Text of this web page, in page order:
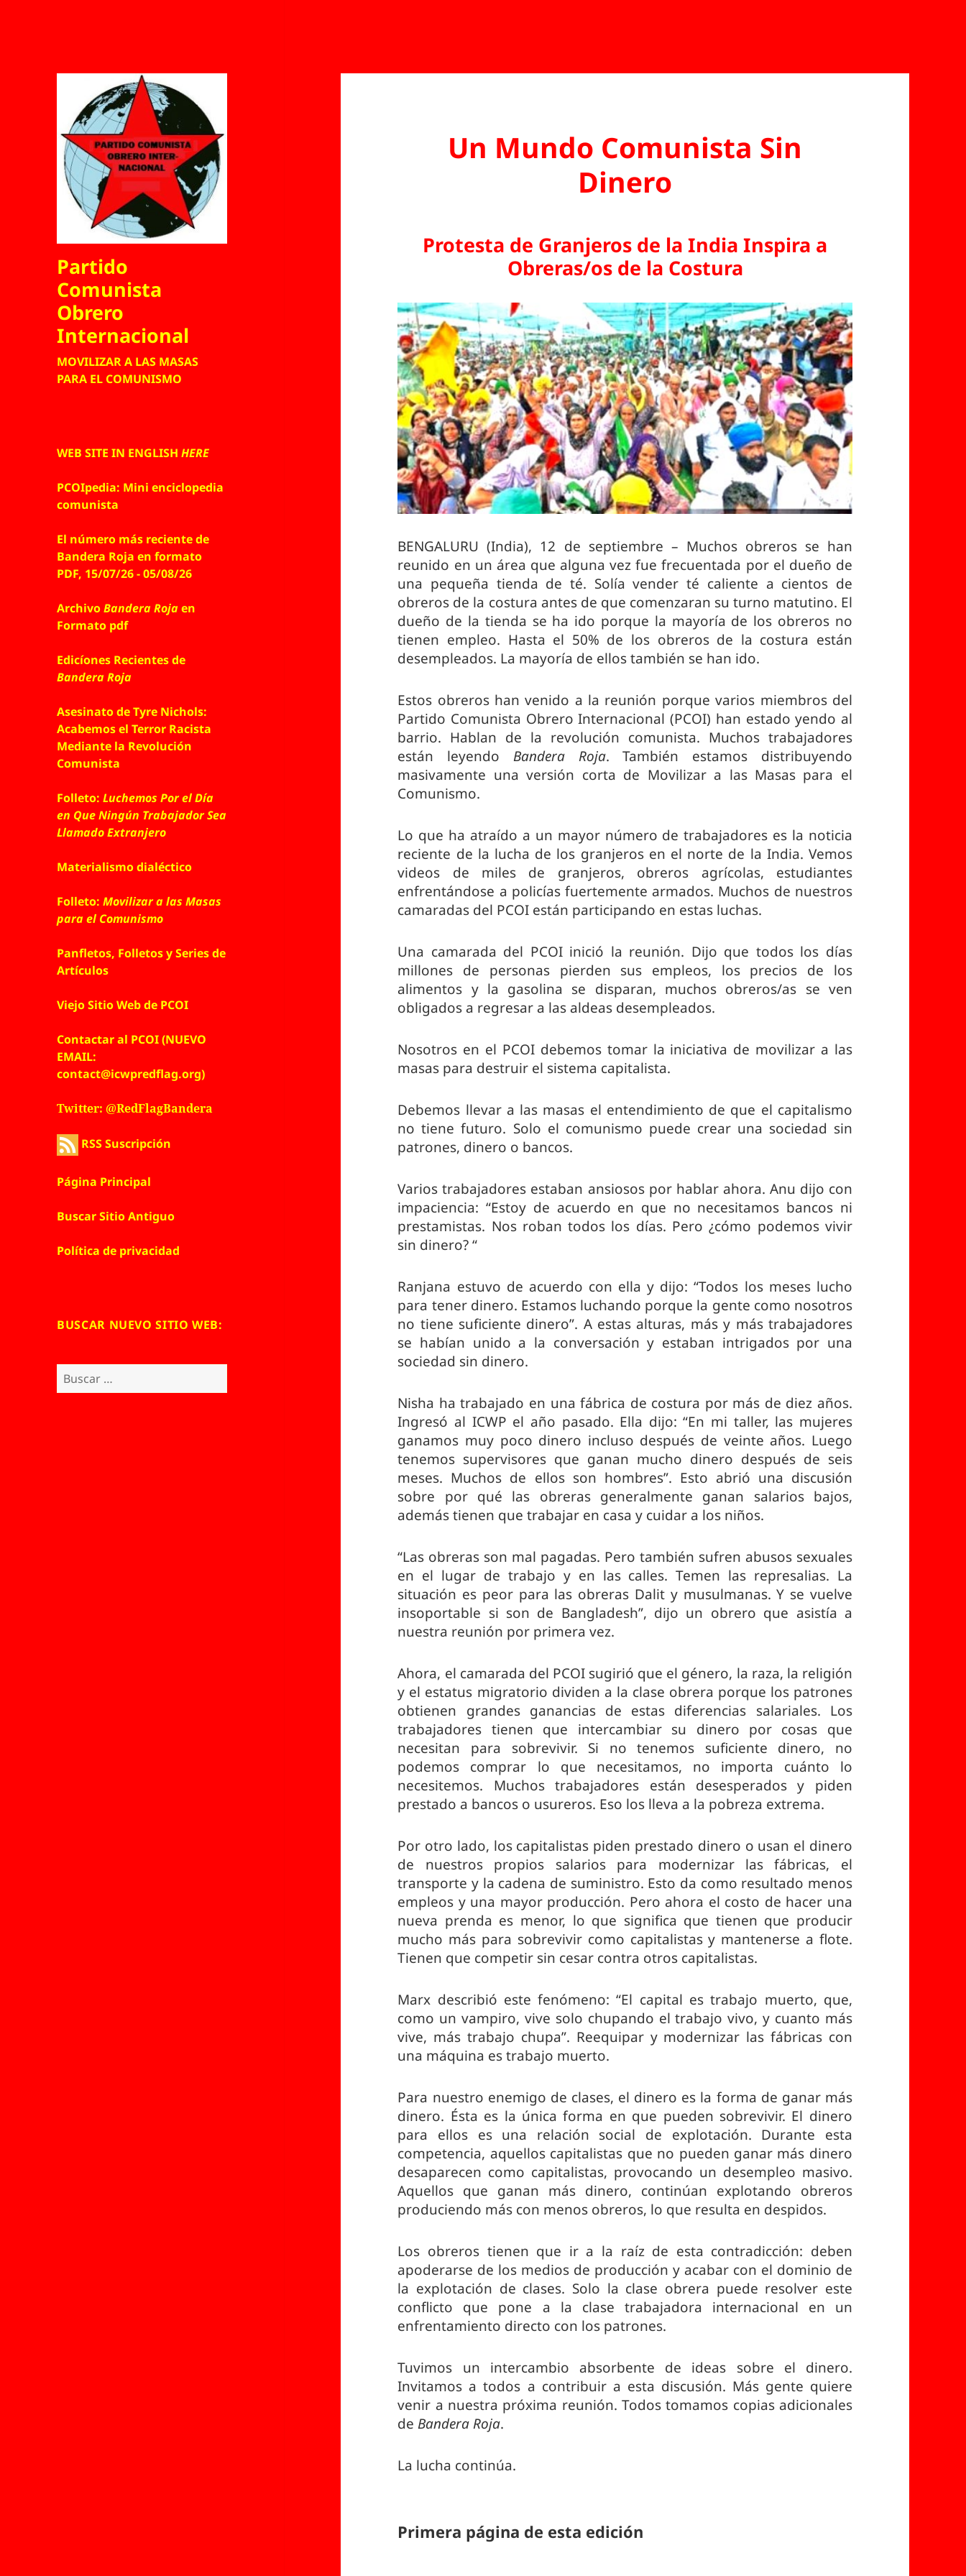
Partido
Comunista
Obrero
Internacional
MOVILIZAR A LAS MASAS
PARA EL COMUNISMO
WEB SITE IN ENGLISHHERE
PCOIpedia: Mini enciclopedia
comunista
El número más reciente de
Bandera Roja en formato
PDF, 15/07/26 - 05/08/26
ArchivoBandera Rojaen
Formato pdf
Edicíones Recientes de
Bandera Roja
Asesinato de Tyre Nichols:
Acabemos el Terror Racista
Mediante la Revolución
Comunista
Folleto:Luchemos Por el Día
en Que Ningún Trabajador Sea
Llamado Extranjero
Materialismo dialéctico
Folleto:Movilizar a las Masas
para el Comunismo
Panfletos, Folletos y Series de
Artículos
Viejo Sitio Web de PCOI
Contactar al PCOI (NUEVO
EMAIL:
contact@icwpredflag.org)
Twitter: @RedFlagBandera
RSS Suscripción
Página Principal
Buscar Sitio Antiguo
Política de privacidad
BUSCAR NUEVO SITIO WEB:
Un Mundo Comunista Sin
Dinero
Protesta de Granjeros de la India Inspira a
Obreras/os de la Costura
BENGALURU (India), 12 de septiembre – Muchos obreros se han
reunido en un área que alguna vez fue frecuentada por el dueño de
una pequeña tienda de té. Solía vender té caliente a cientos de
obreros de la costura antes de que comenzaran su turno matutino. El
dueño de la tienda se ha ido porque la mayoría de los obreros no
tienen empleo. Hasta el 50% de los obreros de la costura están
desempleados. La mayoría de ellos también se han ido.
Estos obreros han venido a la reunión porque varios miembros del
Partido Comunista Obrero Internacional (PCOI) han estado yendo al
barrio. Hablan de la revolución comunista. Muchos trabajadores
están leyendo Bandera Roja. También estamos distribuyendo
masivamente una versión corta de Movilizar a las Masas para el
Comunismo.
Lo que ha atraído a un mayor número de trabajadores es la noticia
reciente de la lucha de los granjeros en el norte de la India. Vemos
videos de miles de granjeros, obreros agrícolas, estudiantes
enfrentándose a policías fuertemente armados. Muchos de nuestros
camaradas del PCOI están participando en estas luchas.
Una camarada del PCOI inició la reunión. Dijo que todos los días
millones de personas pierden sus empleos, los precios de los
alimentos y la gasolina se disparan, muchos obreros/as se ven
obligados a regresar a las aldeas desempleados.
Nosotros en el PCOI debemos tomar la iniciativa de movilizar a las
masas para destruir el sistema capitalista.
Debemos llevar a las masas el entendimiento de que el capitalismo
no tiene futuro. Solo el comunismo puede crear una sociedad sin
patrones, dinero o bancos.
Varios trabajadores estaban ansiosos por hablar ahora. Anu dijo con
impaciencia: “Estoy de acuerdo en que no necesitamos bancos ni
prestamistas. Nos roban todos los días. Pero ¿cómo podemos vivir
sin dinero? “
Ranjana estuvo de acuerdo con ella y dijo: “Todos los meses lucho
para tener dinero. Estamos luchando porque la gente como nosotros
no tiene suficiente dinero”. A estas alturas, más y más trabajadores
se habían unido a la conversación y estaban intrigados por una
sociedad sin dinero.
Nisha ha trabajado en una fábrica de costura por más de diez años.
Ingresó al ICWP el año pasado. Ella dijo: “En mi taller, las mujeres
ganamos muy poco dinero incluso después de veinte años. Luego
tenemos supervisores que ganan mucho dinero después de seis
meses. Muchos de ellos son hombres”. Esto abrió una discusión
sobre por qué las obreras generalmente ganan salarios bajos,
además tienen que trabajar en casa y cuidar a los niños.
“Las obreras son mal pagadas. Pero también sufren abusos sexuales
en el lugar de trabajo y en las calles. Temen las represalias. La
situación es peor para las obreras Dalit y musulmanas. Y se vuelve
insoportable si son de Bangladesh”, dijo un obrero que asistía a
nuestra reunión por primera vez.
Ahora, el camarada del PCOI sugirió que el género, la raza, la religión
y el estatus migratorio dividen a la clase obrera porque los patrones
obtienen grandes ganancias de estas diferencias salariales. Los
trabajadores tienen que intercambiar su dinero por cosas que
necesitan para sobrevivir. Si no tenemos suficiente dinero, no
podemos comprar lo que necesitamos, no importa cuánto lo
necesitemos. Muchos trabajadores están desesperados y piden
prestado a bancos o usureros. Eso los lleva a la pobreza extrema.
Por otro lado, los capitalistas piden prestado dinero o usan el dinero
de nuestros propios salarios para modernizar las fábricas, el
transporte y la cadena de suministro. Esto da como resultado menos
empleos y una mayor producción. Pero ahora el costo de hacer una
nueva prenda es menor, lo que significa que tienen que producir
mucho más para sobrevivir como capitalistas y mantenerse a flote.
Tienen que competir sin cesar contra otros capitalistas.
Marx describió este fenómeno: “El capital es trabajo muerto, que,
como un vampiro, vive solo chupando el trabajo vivo, y cuanto más
vive, más trabajo chupa”. Reequipar y modernizar las fábricas con
una máquina es trabajo muerto.
Para nuestro enemigo de clases, el dinero es la forma de ganar más
dinero. Ésta es la única forma en que pueden sobrevivir. El dinero
para ellos es una relación social de explotación. Durante esta
competencia, aquellos capitalistas que no pueden ganar más dinero
desaparecen como capitalistas, provocando un desempleo masivo.
Aquellos que ganan más dinero, continúan explotando obreros
produciendo más con menos obreros, lo que resulta en despidos.
Los obreros tienen que ir a la raíz de esta contradicción: deben
apoderarse de los medios de producción y acabar con el dominio de
la explotación de clases. Solo la clase obrera puede resolver este
conflicto que pone a la clase trabajadora internacional en un
enfrentamiento directo con los patrones.
Tuvimos un intercambio absorbente de ideas sobre el dinero.
Invitamos a todos a contribuir a esta discusión. Más gente quiere
venir a nuestra próxima reunión. Todos tomamos copias adicionales
deBandera Roja.
La lucha continúa.
Primera página de esta edición